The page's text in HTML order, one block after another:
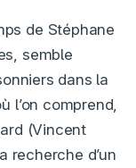
de Stéphane
semble
dans la
l’on comprend,
(Vincent
recherche d’un